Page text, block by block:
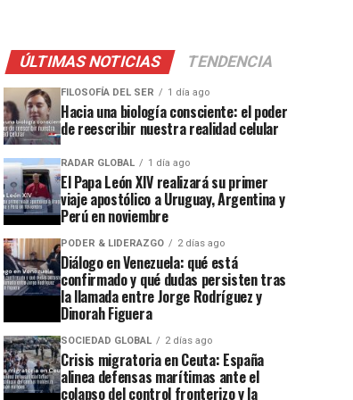
ÚLTIMAS NOTICIAS TENDENCIA
FILOSOFÍA DEL SER 1 día ago
Hacia una biología consciente: el poder
de reescribir nuestra realidad celular
RADAR GLOBAL 1 día ago
El Papa León XIV realizará su primer
viaje apostólico a Uruguay, Argentina y
Perú en noviembre
PODER & LIDERAZGO 2 días ago
Diálogo en Venezuela: qué está
confirmado y qué dudas persisten tras
la llamada entre Jorge Rodríguez y
Dinorah Figuera
SOCIEDAD GLOBAL 2 días ago
Crisis migratoria en Ceuta: España
alinea defensas marítimas ante el
colapso del control fronterizo y la